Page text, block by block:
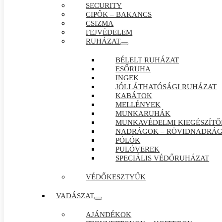
SECURITY
CIPŐK – BAKANCS
CSIZMA
FEJVÉDELEM
RUHÁZAT
BÉLELT RUHÁZAT
ESŐRUHA
INGEK
JÓLLÁTHATÓSÁGI RUHÁZAT
KABÁTOK
MELLÉNYEK
MUNKARUHÁK
MUNKAVÉDELMI
NADRÁGOK –
PÓLÓK
PULÓVEREK
SPECIÁLIS VÉDŐRUHÁZAT
VÉDŐKESZTYŰK
VADÁSZAT
AJÁNDÉKOK